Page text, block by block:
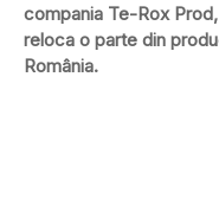
compania Te-Rox
reloca o parte din
România.